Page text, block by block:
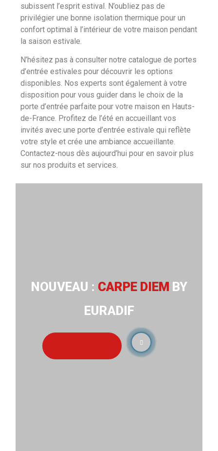
subissent l’esprit estival. N’oubliez pas de
privilégier une bonne isolation thermique pour un
confort optimal à l’intérieur de votre maison pendant
la saison estivale.
N’hésitez pas à consulter notre catalogue de portes
d’entrée estivales pour découvrir les options
disponibles. Nos experts sont également à votre
disposition pour vous guider dans le choix de la
porte d’entrée parfaite pour votre maison en Hauts-
de-France. Profitez de l’été en accueillant vos
invités avec une porte d’entrée estivale qui reflète
votre style et crée une ambiance accueillante.
Contactez-nous dès aujourd’hui pour en savoir plus
sur nos produits et services.
NOUVEAU : CARPE DIEM BY
EURADIF